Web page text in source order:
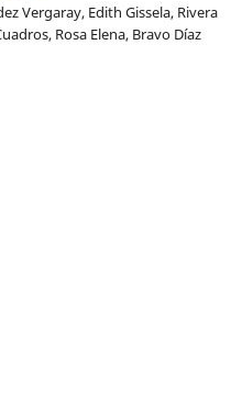
Vergaray, Edith Gissela, Rivera
Rosa Elena, Bravo Díaz